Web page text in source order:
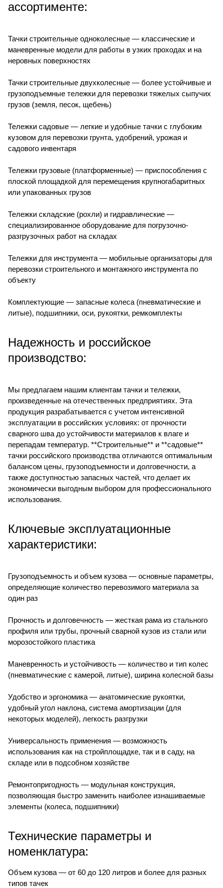
ассортименте:
Тачки строительные одноколесные — классические и
маневренные модели для работы в узких проходах и на
неровных поверхностях
Тачки строительные двухколесные — более устойчивые и
грузоподъемные тележки для перевозки тяжелых сыпучих
грузов (земля, песок, щебень)
Тележки садовые — легкие и удобные тачки с глубоким
кузовом для перевозки грунта, удобрений, урожая и
садового инвентаря
Тележки грузовые (платформенные) — приспособления с
плоской площадкой для перемещения крупногабаритных
или упакованных грузов
Тележки складские (рохли) и гидравлические —
специализированное оборудование для погрузочно-
разгрузочных работ на складах
Тележки для инструмента — мобильные организаторы для
перевозки строительного и монтажного инструмента по
объекту
Комплектующие — запасные колеса (пневматические и
литые), подшипники, оси, рукоятки, ремкомплекты
Надежность и российское
производство:
Мы предлагаем нашим клиентам тачки и тележки,
произведенные на отечественных предприятиях. Эта
продукция разрабатывается с учетом интенсивной
эксплуатации в российских условиях: от прочности
сварного шва до устойчивости материалов к влаге и
перепадам температур. **Строительные** и **садовые**
тачки российского производства отличаются оптимальным
балансом цены, грузоподъемности и долговечности, а
также доступностью запасных частей, что делает их
экономически выгодным выбором для профессионального
использования.
Ключевые эксплуатационные
характеристики:
Грузоподъемность и объем кузова — основные параметры,
определяющие количество перевозимого материала за
один раз
Прочность и долговечность — жесткая рама из стального
профиля или трубы, прочный сварной кузов из стали или
морозостойкого пластика
Маневренность и устойчивость — количество и тип колес
(пневматические с камерой, литые), ширина колесной базы
Удобство и эргономика — анатомические рукоятки,
удобный угол наклона, система амортизации (для
некоторых моделей), легкость разгрузки
Универсальность применения — возможность
использования как на стройплощадке, так и в саду, на
складе или в подсобном хозяйстве
Ремонтопригодность — модульная конструкция,
позволяющая быстро заменить наиболее изнашиваемые
элементы (колеса, подшипники)
Технические параметры и
номенклатура:
Объем кузова — от 60 до 120 литров и более для разных
типов тачек